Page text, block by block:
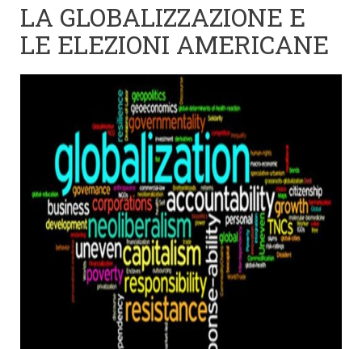
LA GLOBALIZZAZIONE E
LE ELEZIONI AMERICANE